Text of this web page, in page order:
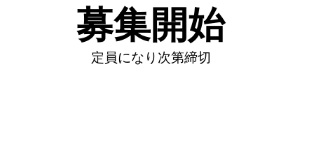
募集開始
​定員になり次第締切